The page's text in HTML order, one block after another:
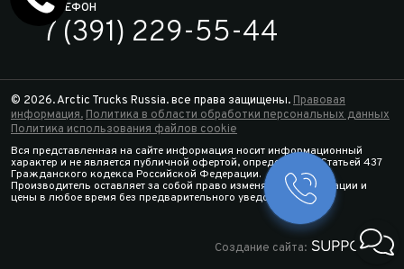
ТЕЛЕФОН
7 (391) 229-55-44
© 2026. Arctic Trucks Russia. все права защищены. Правовая
информация. Политика в области обработки персональных данных
Политика использования файлов cookie
Вся представленная на сайте информация носит информационный
характер и не является публичной офертой, определяемой Статьей 437
Гражданского кодекса Российской Федерации.
Производитель оставляет за собой право изменять спецификации и
цены в любое время без предварительного уведомления.
Создание сайта:
Заказать